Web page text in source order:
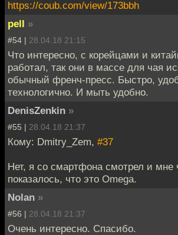
https://coub.com/view/173bbh
pell »
#54 | 28.04.18 21:15
Что интересно, с корейцами и
работал, так они в массе для чая
обычный френч-пресс. Быстро,
технологично. И мыть удобно.
DenisZenkin »
#55 | 28.04.18 21:37
Кому: Dmitry_Zem, #37
Нет, я со смартфона смотрел и мне
показалось, что это Omega.
Nolan »
#56 | 28.04.18 21:37
Очень интересно. Спасибо.